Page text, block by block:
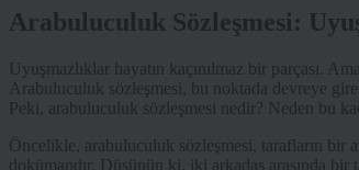
Arabuluculuk Sözleşmesi:
Uyuşmazlıklar hayatın kaçınılmaz bir parçası.
Arabuluculuk sözleşmesi, bu noktada devreye
Peki, arabuluculuk sözleşmesi nedir? Neden bu
Öncelikle, arabuluculuk sözleşmesi, tarafların bir
dokümandır. Düşünün ki, iki arkadaş arasında bir